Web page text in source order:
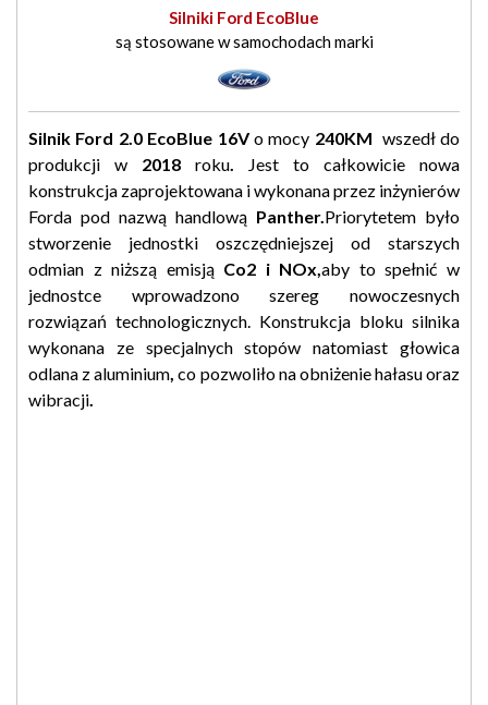
Silniki Ford EcoBlue
są stosowane w samochodach marki
Silnik Ford 2.0 EcoBlue 16Vo mocy 240KM wszedł do
produkcji w 2018 roku. Jest to całkowicie nowa
konstrukcja zaprojektowana i wykonana przez inżynierów
Forda pod nazwą handlową Panther.Priorytetem było
stworzenie jednostki oszczędniejszej od starszych
odmian z niższą emisjąCo2 i NOx,aby to spełnić w
jednostce wprowadzono szereg nowoczesnych
rozwiązań technologicznych. Konstrukcja bloku silnika
wykonana ze specjalnych stopów natomiast głowica
odlana z aluminium,co pozwoliło na obniżenie hałasu oraz
wibracji.